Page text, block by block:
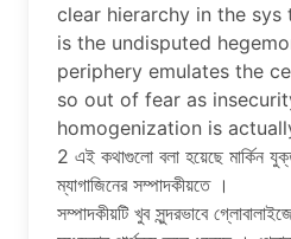
clear hierarchy in the sys
is the undisputed
periphery emulates the
so out of fear as
homogenization is
2 এই কথাগুলো বলা হয়েছে মার্কিন
ম্যাগাজিনের সম্পাদকীয়তে ।
সম্পাদকীয়টি খুব সুন্দরভাবে